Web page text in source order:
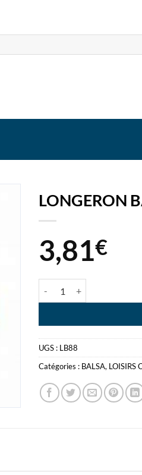
LONGERON
3,81€
UGS : LB88
Catégories : BALSA, LOISIRS